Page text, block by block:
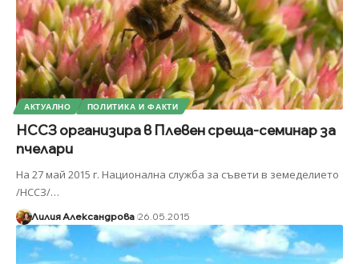
АКТУАЛНО ПОЛИТИКА И ФАКТИ
НССЗ организира в Плевен среща-семинар за
пчелари
На 27 май 2015 г. Национална служба за съвети в земеделието
/НССЗ/…
Лилия Александрова 26.05.2015